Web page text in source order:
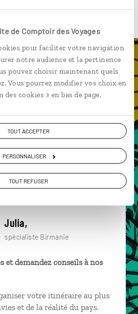
de Comptoir des Voyages
pour faciliter votre navigation
notre audience et la pertinence
pouvez choisir maintenant quels
Vous pourrez modifier vos choix en
cookies » en bas de page.
TOUT ACCEPTER
PERSONNALISER
TOUT REFUSER
de voyage
?
Hpa An Irrawady
Ava Lac Inle
Julia,
spécialiste Birmanie
et demandez conseils à nos
votre itinéraire au plus
et de la réalité du pays.